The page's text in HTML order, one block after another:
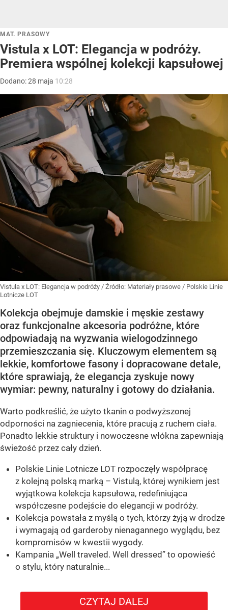
MAT. PRASOWY
Vistula x LOT: Elegancja w podróży.
Premiera wspólnej kolekcji kapsułowej
Dodano:28 maja 10:28
Vistula x LOT: Elegancja w podróży / Źródło: Materiały prasowe / Polskie Linie
Lotnicze LOT
Kolekcja obejmuje damskie i męskie zestawy
oraz funkcjonalne akcesoria podróżne, które
odpowiadają na wyzwania wielogodzinnego
przemieszczania się. Kluczowym elementem są
lekkie, komfortowe fasony i dopracowane detale,
które sprawiają, że elegancja zyskuje nowy
wymiar: pewny, naturalny i gotowy do działania.
Warto podkreślić, że użyto tkanin o podwyższonej
odporności na zagniecenia, które pracują z ruchem ciała.
Ponadto lekkie struktury i nowoczesne włókna zapewniają
świeżość przez cały dzień.
Polskie Linie Lotnicze LOT rozpoczęły współpracę
z kolejną polską marką – Vistulą, której wynikiem jest
wyjątkowa kolekcja kapsułowa, redefiniująca
współczesne podejście do elegancji w podróży.
Kolekcja powstała z myślą o tych, którzy żyją w drodze
i wymagają od garderoby nienagannego wyglądu, bez
kompromisów w kwestii wygody.
Kampania „Well traveled. Well dressed” to opowieść
o stylu, który naturalnie...
CZYTAJ DALEJ